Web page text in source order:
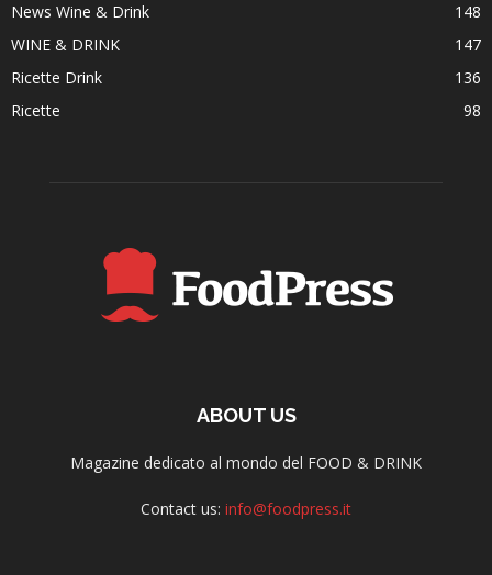
News Wine & Drink
148
WINE & DRINK
147
Ricette Drink
136
Ricette
98
ABOUT US
Magazine dedicato al mondo del FOOD & DRINK
Contact us: info@foodpress.it